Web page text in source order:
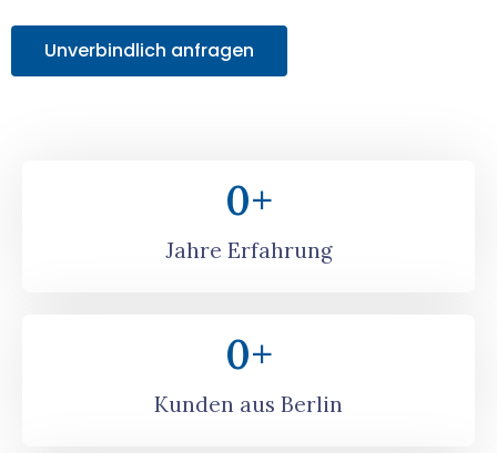
Unverbindlich anfragen
Jahre Erfahrung
0+
Kunden aus Berlin
0+